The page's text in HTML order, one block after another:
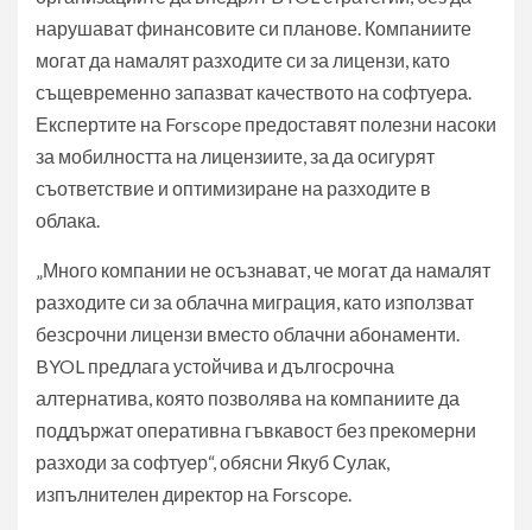
нарушават финансовите си планове. Компаниите
могат да намалят разходите си за лицензи, като
същевременно запазват качеството на софтуера.
Експертите на Forscope предоставят полезни насоки
за мобилността на лицензиите, за да осигурят
съответствие и оптимизиране на разходите в
облака.
„Много компании не осъзнават, че могат да намалят
разходите си за облачна миграция, като използват
безсрочни лицензи вместо облачни абонаменти.
BYOL предлага устойчива и дългосрочна
алтернатива, която позволява на компаниите да
поддържат оперативна гъвкавост без прекомерни
разходи за софтуер“, обясни Якуб Сулак,
изпълнителен директор на Forscope.